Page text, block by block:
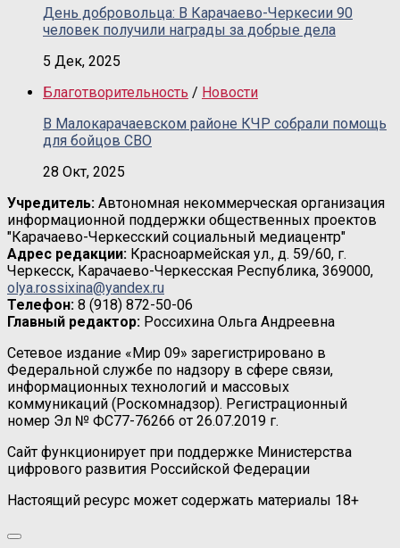
День добровольца: В Карачаево-Черкесии 90
человек получили награды за добрые дела
5 Дек, 2025
Благотворительность / Новости
В Малокарачаевском районе КЧР собрали помощь
для бойцов СВО
28 Окт, 2025
Учредитель: Автономная некоммерческая организация
информационной поддержки общественных проектов
"Карачаево-Черкесский социальный медиацентр"
Адрес редакции: Красноармейская ул., д. 59/60, г.
Черкесск, Карачаево-Черкесская Республика, 369000,
olya.rossixina@yandex.ru
Телефон: 8 (918) 872-50-06
Главный редактор: Россихина Ольга Андреевна
Сетевое издание «Мир 09» зарегистрировано в
Федеральной службе по надзору в сфере связи,
информационных технологий и массовых
коммуникаций (Роскомнадзор). Регистрационный
номер Эл № ФС77-76266 от 26.07.2019 г.
Сайт функционирует при поддержке Министерства
цифрового развития Российской Федерации
Настоящий ресурс может содержать материалы 18+